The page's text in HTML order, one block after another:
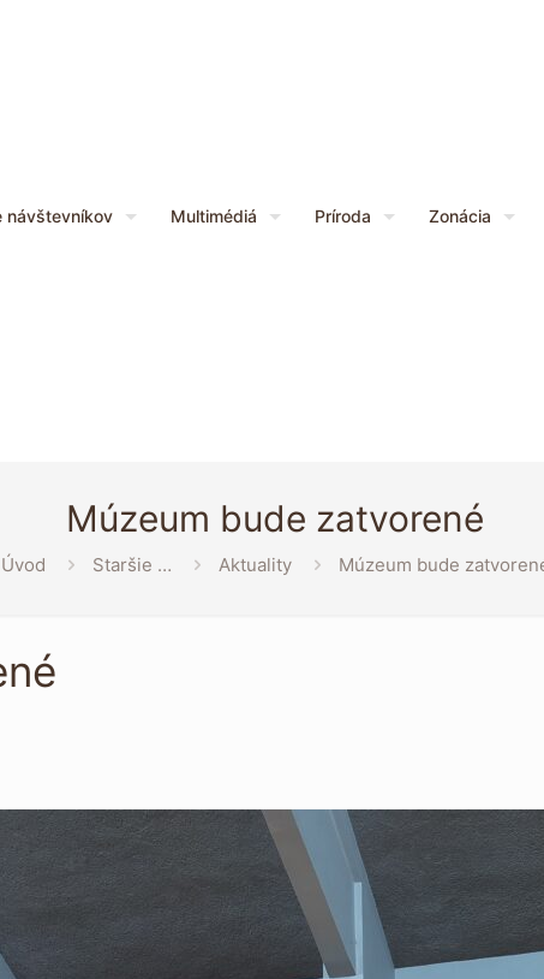
návštevníkov Multimédiá Príroda Zonácia
Múzeum bude zatvorené
Úvod Staršie … Aktuality Múzeum bude